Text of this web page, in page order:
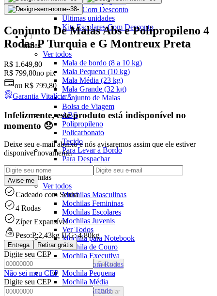
Malas Com Desconto
Últimas unidades
Kits Escolares Com Desconto
malas
Ver todos
Mala de bordo (8 a 10 kg)
Mala Pequena (10 kg)
Mala Média (23 kg)
Mala Grande (32 kg)
Conjunto de Malas
Bolsa de Viagem
ABS
Polipropileno
Policarbonato
Tecido
Para Levar à Bordo
Para Despachar
Mochilas
Ver todos
Mochilas Masculinas
Mochilas Femininas
Mochilas Escolares
Mochilas Juvenis
Ver Todos
Mochila para Notebook
Mochila de Couro
Mochila Executiva
Mochila com Rodas
Mochila Pequena
Mochila Média
Mochila Grande
Conjunto De Malas Abs e Polipropileno 4
Rodas P Turquia e G Montreux Preta
R$ 1.649,80
R$ 799,80no pix
ou R$ 799,80
Garantia Vitalícia *
Infelizmente, este produto está indisponível no
momento 😞
Deixe seu e-mail abaixo e nós avisaremos assim que ele estiver
disponível novamente.
Avise-me
Cadeado com Senha
4 Rodas
Zíper Expansível
Peso:P:2,43kg II G: 4,80kg
Entrega Retirar grátis
Digite seu CEP
Calcular
Não sei meu CEP
Digite seu CEP
Calcular